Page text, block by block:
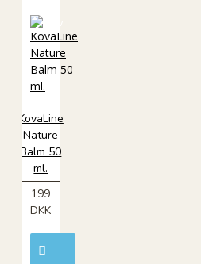
kurv
KovaLine
Nature
Balm 50
ml.
199
DKK